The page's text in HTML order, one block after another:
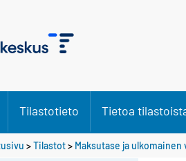
Tilastotieto Tietoa
>Tilastot> Maksutase ja ulkomainen